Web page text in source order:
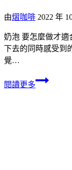
由熠咖啡 2022 年
奶泡 要怎麼做才適
下去的同時感受到
覺…
閱讀更多